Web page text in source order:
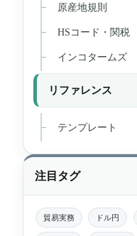
原産地規則
HSコード・関税
インコタームズ
リファレンス
テンプレート
注目タグ
貿易実務 ドル円